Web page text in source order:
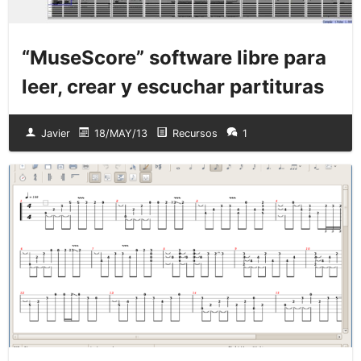
“MuseScore” software libre para
leer, crear y escuchar partituras
Javier 18/MAY/13 Recursos 1